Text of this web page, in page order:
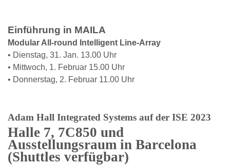
Einführung in MAILA
Modular All-round Intelligent Line-Array
• Dienstag, 31. Jan. 13.00 Uhr
• Mittwoch, 1. Februar 15.00 Uhr
• Donnerstag, 2. Februar 11.00 Uhr
Adam Hall Integrated Systems auf der ISE 2023
Halle 7, 7C850 und
Ausstellungsraum in Barcelona
(Shuttles verfügbar)